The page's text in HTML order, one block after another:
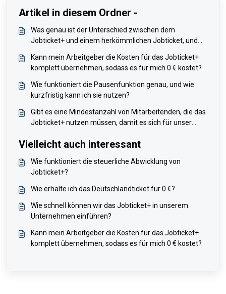
Artikel in diesem Ordner -
Was genau ist der Unterschied zwischen dem
Jobticket+ und einem herkömmlichen Jobticket, und
vorschlagen?
Kann mein Arbeitgeber die Kosten für das Jobticket+
komplett übernehmen, sodass es für mich 0 € kostet?
Wie funktioniert die Pausenfunktion genau, und wie
kurzfristig kann ich sie nutzen?
Gibt es eine Mindestanzahl von Mitarbeitenden, die das
Jobticket+ nutzen müssen, damit es sich für unser
Vielleicht auch interessant
Wie funktioniert die steuerliche Abwicklung von
Jobticket+?
Wie erhalte ich das Deutschlandticket für 0 €?
Wie schnell können wir das Jobticket+ in unserem
Unternehmen einführen?
Kann mein Arbeitgeber die Kosten für das Jobticket+
komplett übernehmen, sodass es für mich 0 € kostet?